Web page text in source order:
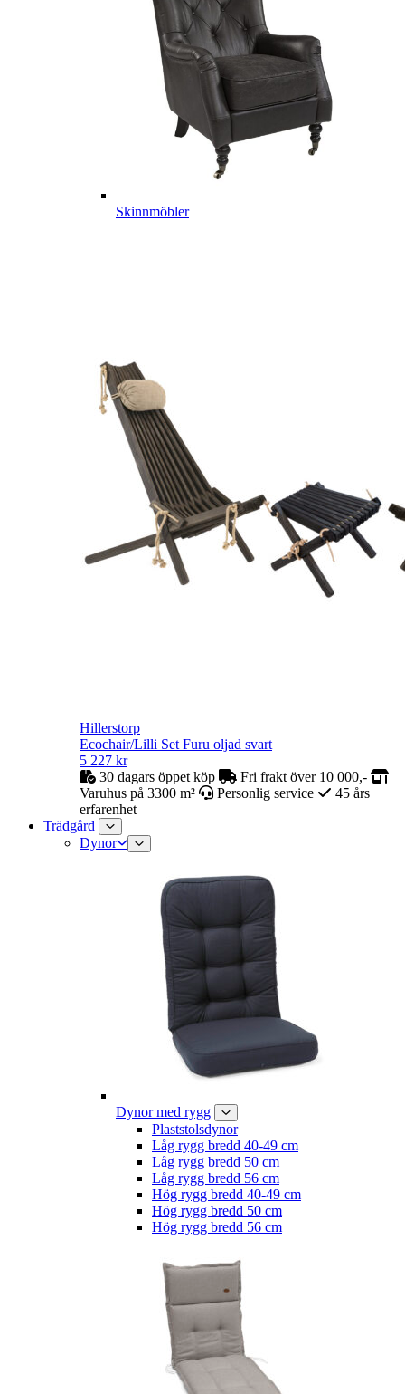
Skinnmöbler
Hillerstorp
Ecochair/Lilli Set Furu oljad svart
5 227 kr
30 dagars öppet köp
Fri frakt över 10 000,-
Varuhus på 3300 m²
Personlig service
45 års
erfarenhet
Trädgård
Dynor
Dynor med rygg
Plaststolsdynor
Låg rygg bredd 40-49 cm
Låg rygg bredd 50 cm
Låg rygg bredd 56 cm
Hög rygg bredd 40-49 cm
Hög rygg bredd 50 cm
Hög rygg bredd 56 cm